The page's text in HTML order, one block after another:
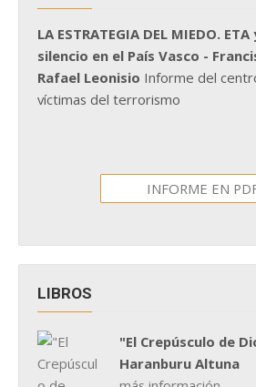
LA ESTRATEGIA DEL MIEDO.
silencio en el País Vasco -
Rafael Leonisio Informe del
víctimas del terrorismo
INFORME EN
LIBROS
"El Crepúsculo de
Haranburu Altuna